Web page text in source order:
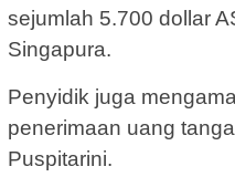
sejumlah 5.700 dollar
Singapura.
Penyidik juga
penerimaan uang
Puspitarini.